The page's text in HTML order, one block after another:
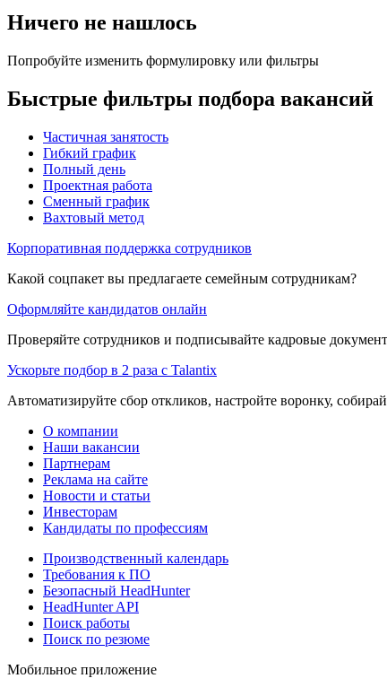
Ничего не нашлось
Попробуйте изменить формулировку или фильтры
Быстрые фильтры подбора вакансий
Частичная занятость
Гибкий график
Полный день
Проектная работа
Сменный график
Вахтовый метод
Корпоративная поддержка сотрудников
Какой соцпакет вы предлагаете семейным сотрудникам?
Оформляйте кандидатов онлайн
Проверяйте сотрудников и подписывайте кадровые
Ускорьте подбор в 2 раза с Talantix
Автоматизируйте сбор откликов, настройте воронку,
О компании
Наши вакансии
Партнерам
Реклама на сайте
Новости и статьи
Инвесторам
Кандидаты по профессиям
Производственный календарь
Требования к ПО
Безопасный HeadHunter
HeadHunter API
Поиск работы
Поиск по резюме
Мобильное приложение